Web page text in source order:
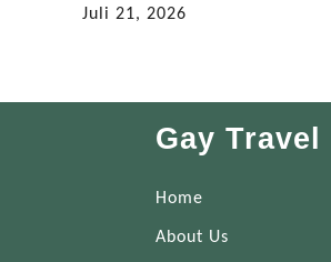
Juli 21, 2026
Gay
Home
About Us